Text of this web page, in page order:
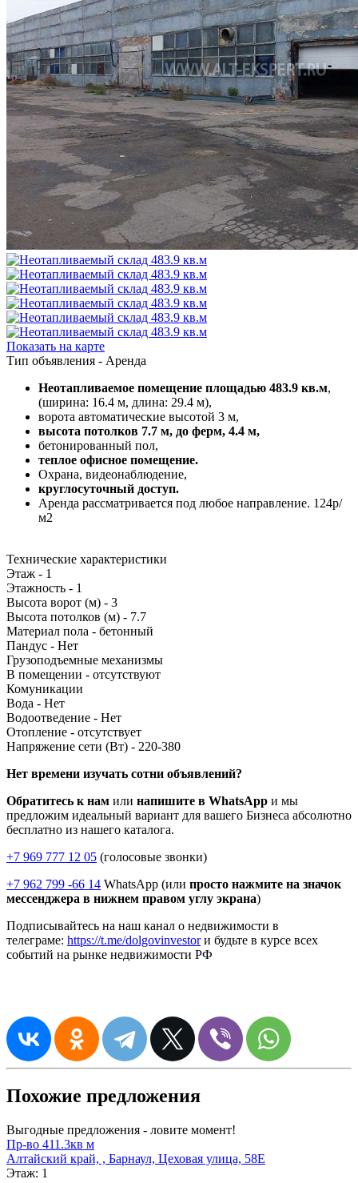
Показать на карте
Тип объявления - Аренда
Неотапливаемое помещение площадью 483.9 кв.м,
(ширина: 16.4 м, длина: 29.4 м),
ворота автоматические высотой 3 м,
высота потолков 7.7 м, до ферм, 4.4 м,
бетонированный пол,
теплое офисное помещение.
Охрана, видеонаблюдение,
круглосуточный доступ.
Аренда рассматривается под любое направление. 124р/
м2
Технические характеристики
Этаж - 1
Этажность - 1
Высота ворот (м) - 3
Высота потолков (м) - 7.7
Материал пола - бетонный
Пандус - Нет
Грузоподъемные механизмы
В помещении - отсутствуют
Комуникации
Вода - Нет
Водоотведение - Нет
Отопление - отсутствует
Напряжение сети (Вт) - 220-380
Нет времени изучать сотни объявлений?
Обратитесь к нам или напишите в WhatsApp и мы
предложим идеальный вариант для вашего Бизнеса абсолютно
бесплатно из нашего каталога.
+7 969 777 12 05 (голосовые звонки)
+7 962 799 -66 14 WhatsApp (или просто нажмите на значок
мессенджера в нижнем правом углу экрана)
Подписывайтесь на наш канал о недвижимости в
телеграме: https://t.me/dolgovinvestorи будьте в курсе всех
событий на рынке недвижимости РФ
Похожие предложения
Выгодные предложения - ловите момент!
Пр-во 411.3кв м
Алтайский край, , Барнаул, Цеховая улица, 58Е
Этаж: 1